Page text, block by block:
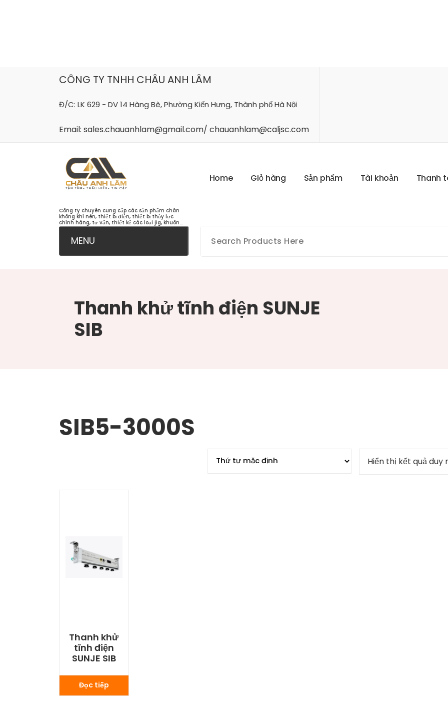
CÔNG TY TNHH CHÂU ANH LÂM
Đ/C: LK 629 - DV 14 Hàng Bè, Phường Kiến Hưng, Thành phố Hà Nội
Email: sales.chauanhlam@gmail.com/ chauanhlam@caljsc.com
Công ty chuyên cung cấp các sản phẩm chân
không khí nén, thiết bị điện, thiết bị thủy lực
chính hãng, tư vấn, thiết kế các loại jig, khuôn...
Home Giỏ hàng Sản phẩm Tài khoản Thanh t
MENU
Thanh khử tĩnh điện SUNJE
SIB
SIB5-3000S
Hiển thị kết quả duy
Thanh khử
tĩnh điện
SUNJE SIB
Đọc tiếp